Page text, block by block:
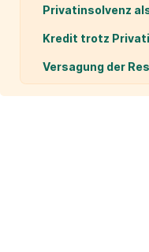
Privatinsolvenz
Kredit trotz
Versagung der